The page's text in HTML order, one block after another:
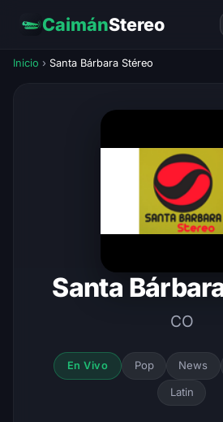
CaimánStereo
Inicio › Santa Bárbara Stéreo
Santa
CO
En Vivo Pop News
Latin